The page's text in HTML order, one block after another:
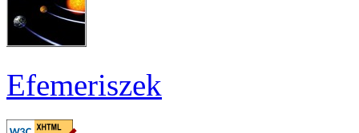
Efe­me­ri­szek